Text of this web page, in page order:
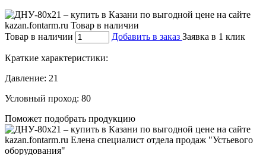
Товар в наличии Добавить в заказ Заявка в 1 клик
Краткие характеристики:
Давление: 21
Условный проход: 80
Поможет подобрать продукцию